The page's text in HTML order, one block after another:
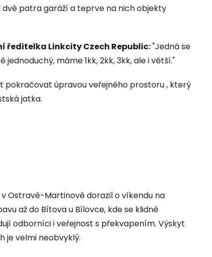
patra garáží a teprve na nich objekty
Linkcity Czech Republic:"Jedná se
jednoduchý, máme 1kk, 2kk, 3kk, ale i větší."
pokračovat úpravou veřejného prostoru , který
jatka.
Ostravě-Martinově dorazil o víkendu na
až do Bítova u Bílovce, kde se klidně
odborníci i veřejnost s překvapením. Výskyt
je velmi neobvyklý.